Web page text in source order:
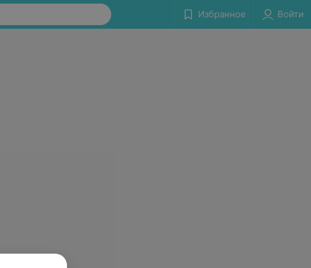
Избранное Войти